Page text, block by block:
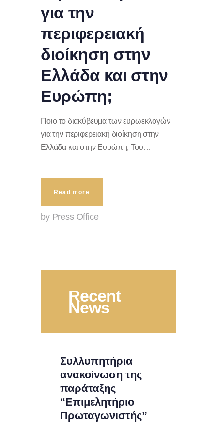
για την
περιφερειακή
διοίκηση στην
Ελλάδα και στην
Ευρώπη;
Ποιο το διακύβευμα των ευρωεκλογών
για την περιφερειακή διοίκηση στην
Ελλάδα και στην Ευρώπη; Του…
Read more
by Press Office
Recent
News
Συλλυπητήρια
ανακοίνωση της
παράταξης
“Επιμελητήριο
Πρωταγωνιστής”